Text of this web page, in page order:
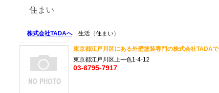
住まい
株式会社TADAへ生活（住まい）
東京都江戸川区にある外壁塗装専門の株式会社TADA
東京都江戸川区上一色1-4-12
03-6795-7917